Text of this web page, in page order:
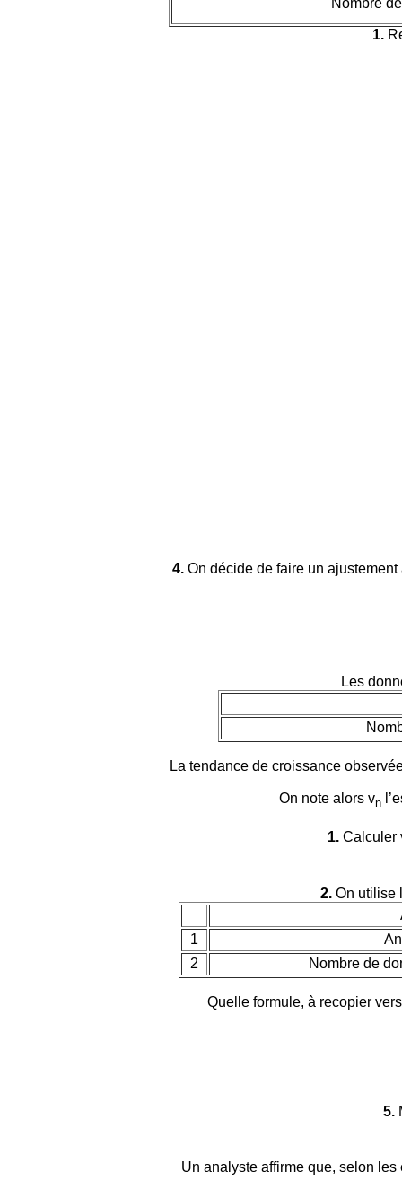
Nombre
1.
4. On décide de faire un
Les
La tendance de croissance
On note alors vn
1. Calculer
2.On utilise
1
2
Nombre de
Quelle formule, à recopier
5.
Un analyste affirme que, selon